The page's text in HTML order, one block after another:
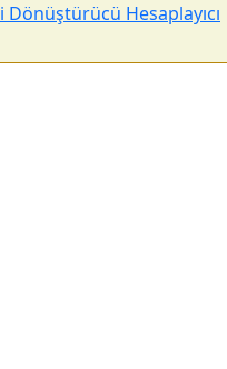
Dönüştürücü Hesaplayıcı